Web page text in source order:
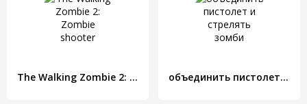
The Walking Zombie 2: Zombie shooter объединить пистолет и стрелять зомби